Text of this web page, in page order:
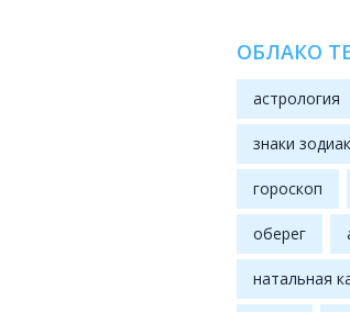
ОБЛАКО
астрология
знаки
гороскоп
оберег
натальная